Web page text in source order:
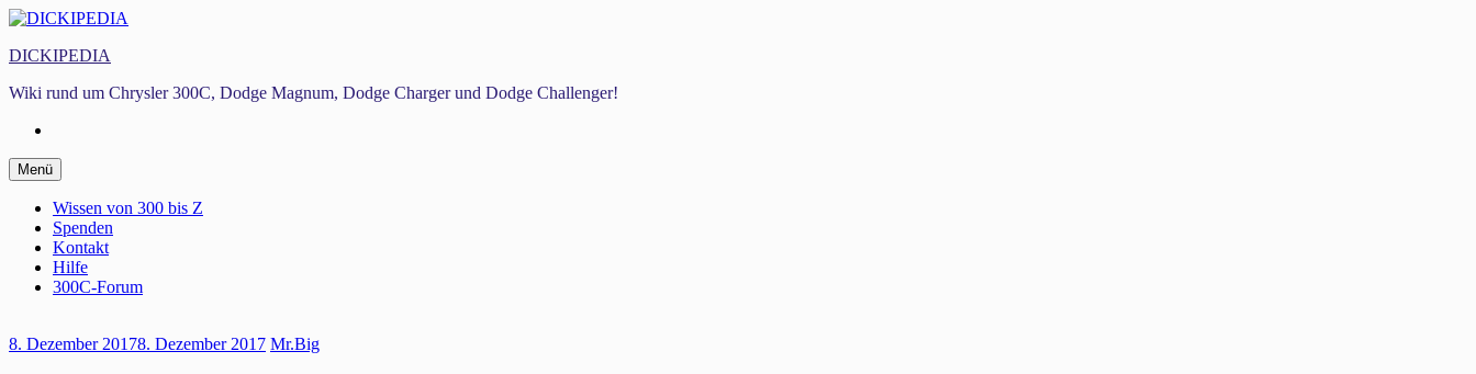
Zum
springen
DICKIPEDIA
Wiki rund um Chrysler 300C, Dodge Magnum, Dodge Charger und Dodge Challenger!
Menü Zum
Inhalt
springen
Wissen von 300 bis Z
Spenden
Kontakt
Hilfe
300C-Forum
8. Dezember 20178. Dezember 2017 Mr.Big